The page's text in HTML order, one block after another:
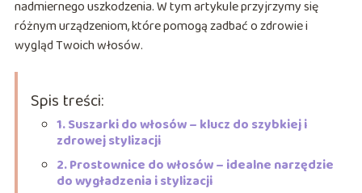
nadmiernego uszkodzenia. W tym artykule przyjrzymy się
różnym urządzeniom, które pomogą zadbać o zdrowie i
wygląd Twoich włosów.
Spis treści:
1. Suszarki do włosów – klucz do szybkiej i
zdrowej stylizacji
2. Prostownice do włosów – idealne narzędzie
do wygładzenia i stylizacji